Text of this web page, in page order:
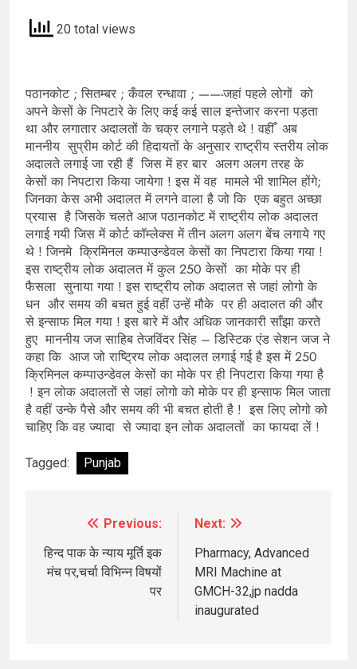
20 total views
पठानकोट ; सितम्बर ; कँवल रन्धावा ; ——-जहां पहले लोगों को
अपने केसों के निपटारे के लिए कई कई साल इन्तेजार करना पड़ता
था और लगातार अदालतों के चक्र लगाने पड़ते थे ! वहीँ अब
माननीय सुप्रीम कोर्ट की हिदायतों के अनुसार राष्ट्रीय स्तरीय लोक
अदालते लगाई जा रही हैं जिस में हर बार अलग अलग तरह के
केसों का निपटारा किया जायेगा ! इस में वह मामले भी शामिल होंगे;
जिनका केस अभी अदालत में लगने वाला है जो कि एक बहुत अच्छा
प्रयास है जिसके चलते आज पठानकोट में राष्ट्रीय लोक अदालत
लगाई गयी जिस में कोर्ट कॉम्लेक्स में तीन अलग अलग बेंच लगाये गए
थे ! जिनमे क्रिमिनल कम्पाउन्डेवल केसों का निपटारा किया गया !
इस राष्ट्रीय लोक अदालत में कुल 250 केसों का मोके पर ही
फैसला सुनाया गया ! इस राष्ट्रीय लोक अदालत से जहां लोगो के
धन और समय की बचत हुई वहीं उन्हें मौके पर ही अदालत की और
से इन्साफ मिल गया ! इस बारे में और अधिक जानकारी साँझा करते
हुए माननीय जज साहिब तेजविंदर सिंह – डिस्टिक एंड सेशन जज ने
कहा कि आज जो राष्ट्रिय लोक अदालत लगाई गई है इस में 250
क्रिमिनल कम्पाउन्डेवल केसों का मोके पर ही निपटारा किया गया है
! इन लोक अदालतों से जहां लोगो को मोके पर ही इन्साफ मिल जाता
है वहीं उन्के पैसे और समय की भी बचत होती है ! इस लिए लोगो को
चाहिए कि वह ज्यादा से ज्यादा इन लोक अदालतों का फायदा लें !
Tagged: Punjab
navigation
Previous:
हिन्द पाक के न्याय मूर्ति इक
मंच पर,चर्चा विभिन्न विषयों
पर
Next:
Pharmacy, Advanced
MRI Machine at
GMCH-32,jp nadda
inaugurated